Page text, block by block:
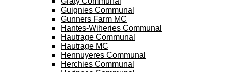
Guignies Communal
Gunners Farm MC
Hantes-Wiheries Communal
Hautrage Communal
Hautrage MC
Hennuyeres Communal
Herchies Communal